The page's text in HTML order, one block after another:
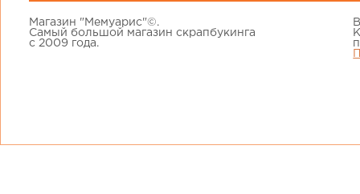
Магазин "Мемуарис"©.
Самый большой магазин скрапбукинга
с 2009 года.